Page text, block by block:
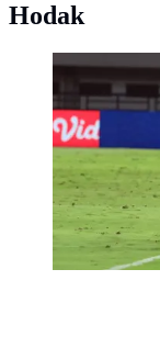
Hodak
Beckham
kemenangan
United di
Bandung,